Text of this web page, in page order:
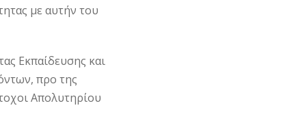
με αυτήν του
Εκπαίδευσης και
προ της
Απολυτηρίου